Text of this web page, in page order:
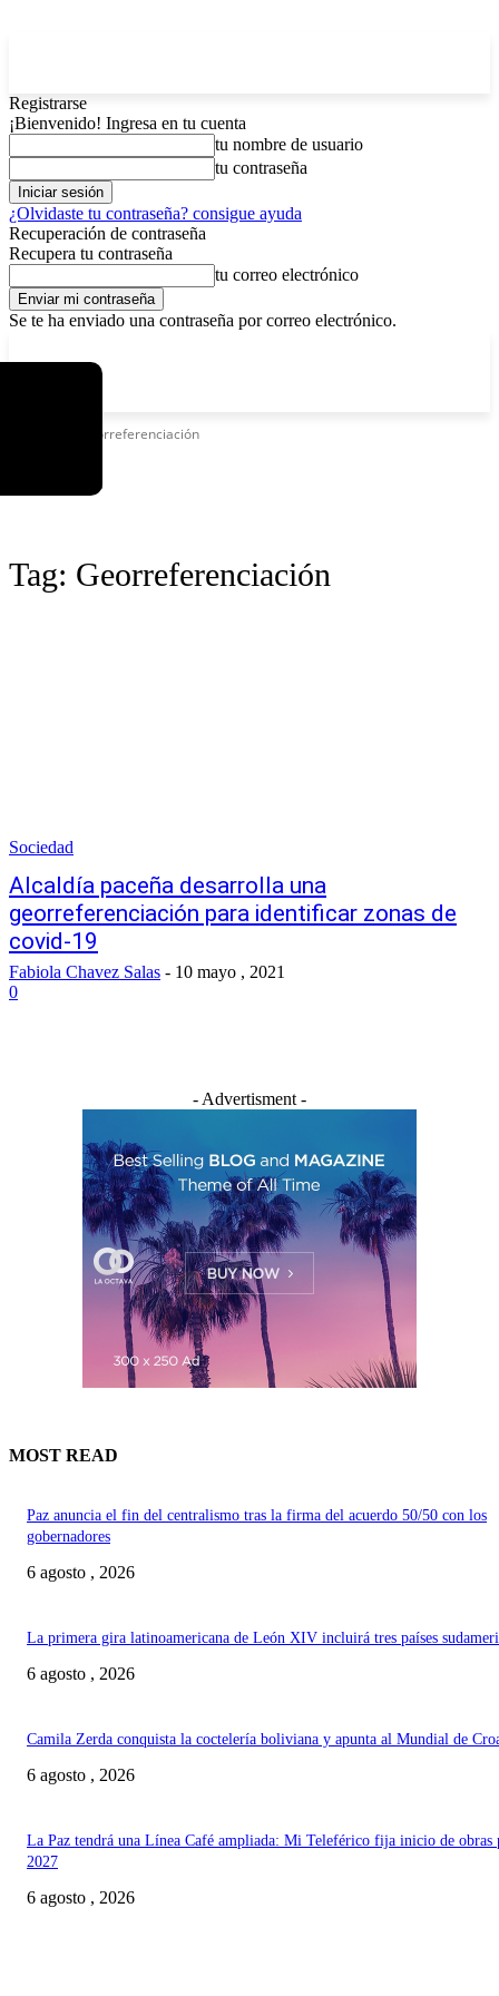
Registrarse
¡Bienvenido! Ingresa en tu cuenta
tu nombre de usuario
tu contraseña
¿Olvidaste tu contraseña? consigue ayuda
Recuperación de contraseña
Recupera tu contraseña
tu correo electrónico
Se te ha enviado una contraseña por correo electrónico.
Georreferenciación
Tag: Georreferenciación
Sociedad
Alcaldía paceña desarrolla una
georreferenciación para identificar zonas de
covid-19
Fabiola Chavez Salas - 10 mayo , 2021
0
- Advertisment -
MOST READ
Paz anuncia el fin del centralismo tras la firma del acuerdo 50/50 con los
gobernadores
6 agosto , 2026
La primera gira latinoamericana de León XIV incluirá tres países
6 agosto , 2026
Camila Zerda conquista la coctelería boliviana y apunta al Mundial de
6 agosto , 2026
La Paz tendrá una Línea Café ampliada: Mi Teleférico fija inicio de obras
2027
6 agosto , 2026